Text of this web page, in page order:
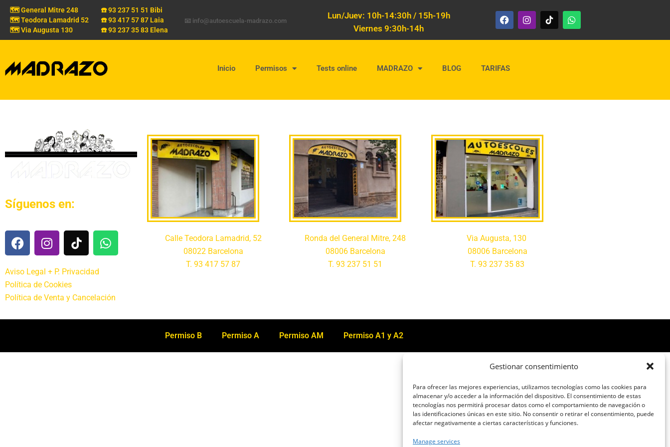
Gestionar consentimiento
Para ofrecer las mejores experiencias, utilizamos tecnologías como las cookies para
almacenar y/o acceder a la información del dispositivo. El consentimiento de estas
tecnologías nos permitirá procesar datos como el comportamiento de navegación o
las identificaciones únicas en este sitio. No consentir o retirar el consentimiento, puede
afectar negativamente a ciertas características y funciones.
Manage services
🗺️ General Mitre 248
🗺️ Teodora Lamadrid 52
🗺️ Via Augusta 130
☎️ 93 237 51 51 Bibi
☎️ 93 417 57 87 Laia
☎️ 93 237 35 83 Elena
📧 info@autoescuela-madrazo.com
Lun/Juev: 10h-14:30h / 15h-19h
Viernes 9:30h-14h
Inicio Permisos Tests online MADRAZO BLOG TARIFAS
Síguenos en:
Aviso Legal + P. Privacidad
Política de Cookies
Política de Venta y Cancelación
Calle Teodora Lamadrid, 52
08022 Barcelona
T. 93 417 57 87
Ronda del General Mitre, 248
08006 Barcelona
T. 93 237 51 51
Via Augusta, 130
08006 Barcelona
T. 93 237 35 83
Permiso B Permiso A Permiso AM Permiso A1 y A2